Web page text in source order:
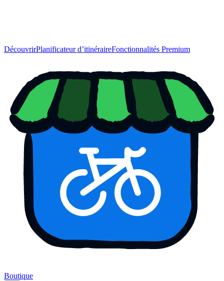
DécouvrirPlanificateur d’itinéraireFonctionnalités Premium
Boutique